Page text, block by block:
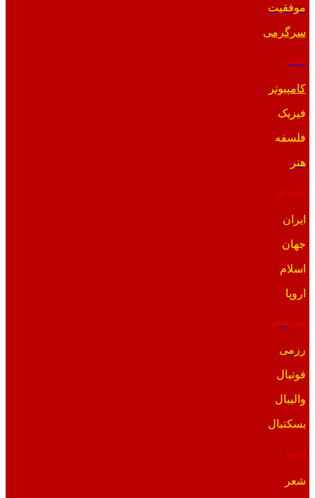
موفقیت
سرگرمی
کامپیوتر
فیزیک
فلسفه
هنر
ایران
جهان
اسلام
اروپا
ورزشی
رزمی
فوتبال
والیبال
بسکتبال
ادبی
شعر